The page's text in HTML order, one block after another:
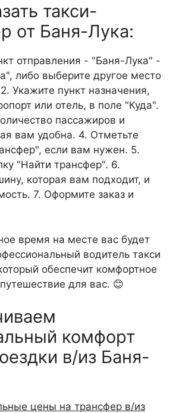
такси-
от Баня-Лука:
отправления - "Баня-Лука" -
либо выберите другое место
Укажите пункт назначения,
или отель, в поле "Куда".
пассажиров и
вам удобна. 4. Отметьте
если вам нужен. 5.
"Найти трансфер". 6.
которая вам подходит, и
7. Оформите заказ и
время на месте вас будет
водитель такси
обеспечит комфортное
для вас. 😊
комфорт
в/из Баня-
цены на трансфер в/из